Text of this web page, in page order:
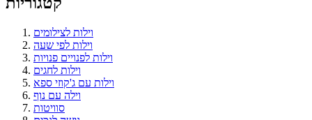
וילות לצילומים
וילות לפי שעה
וילות לפנויים פנויות
וילות לחגים
וילות עם ג'קוזי ספא
וילה עם נוף
סוויטות